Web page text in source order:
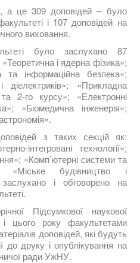
а це 309 доповідей – було
і 107 доповідей на
виховання.
було заслухано 87
і ядерна фізика»;
та інформаційна безпека»;
діелектриків»; «Прикладна
2-го курсу»; «Електронні
«Біомедична інженерія»;
з таких секцій як:
інтегровані технології»;
«Комп’ютерні системи та
«Міське будівництво і
і обговорено на
Підсумкової наукової
і цього року факультетами
доповідей, які будуть
до друку і опублікування на
ради УжНУ.